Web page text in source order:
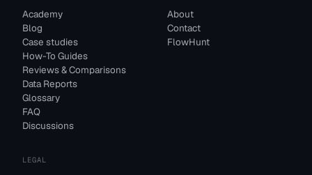
Academy
Blog
Case studies
How-To Guides
Reviews & Comparisons
Data Reports
Glossary
FAQ
Discussions
About
Contact
FlowHunt
LEGAL